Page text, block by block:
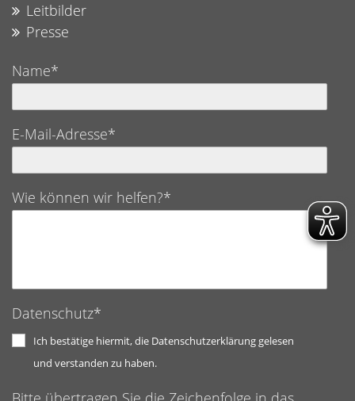
Leitbilder
Presse
Name*
E-Mail-Adresse*
Wie können wir helfen?*
Datenschutz*
Ich bestätige hiermit, die Datenschutzerklärung gelesen
und verstanden zu haben.